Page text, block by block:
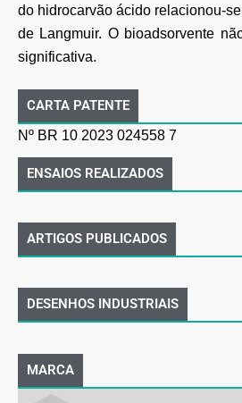
do hidrocarvão ácido relacionou-
de Langmuir. O bioadsorvente
significativa.
CARTA PATENTE
Nº BR 10 2023 024558 7
ENSAIOS REALIZADOS
ARTIGOS PUBLICADOS
DESENHOS INDUSTRIAIS
MARCA